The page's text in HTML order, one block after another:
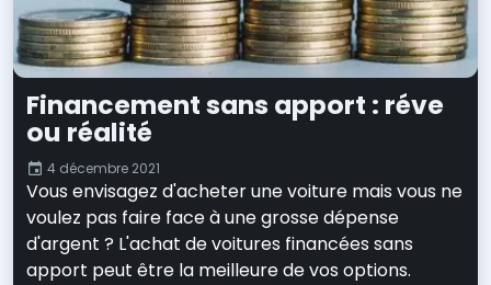
Financement sans apport : réve
ou réalité
4 décembre 2021
Vous envisagez d'acheter une voiture mais vous ne
voulez pas faire face à une grosse dépense
d'argent ? L'achat de voitures financées sans
apport peut être la meilleure de vos options.